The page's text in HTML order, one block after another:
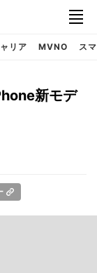
リア MVNO ス
新モデ